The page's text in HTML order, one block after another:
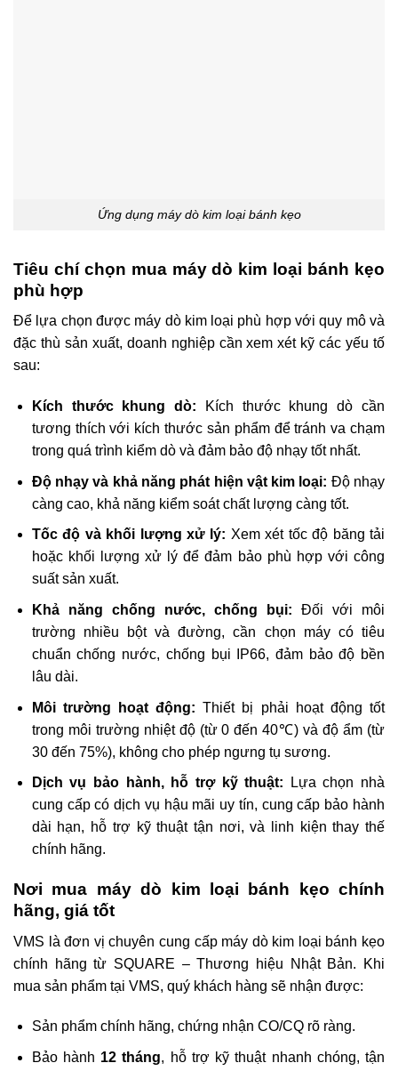
Ứng dụng máy dò kim loại bánh kẹo
Tiêu chí chọn mua máy dò kim loại bánh kẹo
phù hợp
Để lựa chọn được máy dò kim loại phù hợp với quy mô và
đặc thù sản xuất, doanh nghiệp cần xem xét kỹ các yếu tố
sau:
Kích thước khung dò: Kích thước khung dò cần
tương thích với kích thước sản phẩm để tránh va chạm
trong quá trình kiểm dò và đảm bảo độ nhạy tốt nhất.
Độ nhạy và khả năng phát hiện vật kim loại: Độ nhạy
càng cao, khả năng kiểm soát chất lượng càng tốt.
Tốc độ và khối lượng xử lý: Xem xét tốc độ băng tải
hoặc khối lượng xử lý để đảm bảo phù hợp với công
suất sản xuất.
Khả năng chống nước, chống bụi: Đối với môi
trường nhiều bột và đường, cần chọn máy có tiêu
chuẩn chống nước, chống bụi IP66, đảm bảo độ bền
lâu dài.
Môi trường hoạt động:Thiết bị phải hoạt động tốt
trong môi trường nhiệt độ (từ 0 đến 40℃) và độ ẩm (từ
30 đến 75%), không cho phép ngưng tụ sương.
Dịch vụ bảo hành, hỗ trợ kỹ thuật: Lựa chọn nhà
cung cấp có dịch vụ hậu mãi uy tín, cung cấp bảo hành
dài hạn, hỗ trợ kỹ thuật tận nơi, và linh kiện thay thế
chính hãng.
Nơi mua máy dò kim loại bánh kẹo chính
hãng, giá tốt
VMS là đơn vị chuyên cung cấp máy dò kim loại bánh kẹo
chính hãng từ SQUARE – Thương hiệu Nhật Bản. Khi
mua sản phẩm tại VMS, quý khách hàng sẽ nhận được:
Sản phẩm chính hãng, chứng nhận CO/CQ rõ ràng.
Bảo hành 12 tháng, hỗ trợ kỹ thuật nhanh chóng, tận